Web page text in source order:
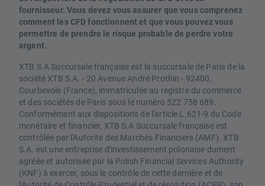
fournisseur. Vous devez vous assurer que vous comprenez
comment les CFD fonctionnent et que vous pouvez vous
permettre de prendre le risque probable de perdre votre
argent.
XTB S.A Succursale française est la succursale de Paris de la
société XTB S.A. - 20 Avenue André Prothin - 92400,
Courbevoie (France), immatriculée au registre du commerce
et des sociétés de Paris sous le numéro 522 758 689.
Conformément aux dispositions de l'article L.621-9 du Code
monétaire et financier, XTB S.A Succursale française est
contrôlée par l'Autorité des Marchés Financiers (AMF). XTB
S.A. est une entreprise d'investissement polonaise dument
agréée et autorisée par la Polish Financial Services Authority
(KNF) à exercer, sous le contrôle de cette dernière et de